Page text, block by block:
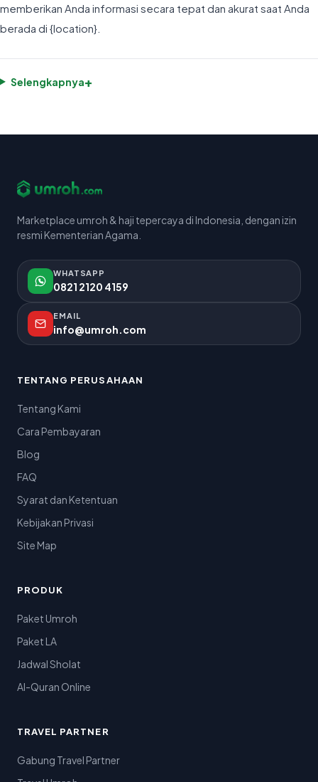
memberikan Anda informasi secara tepat dan akurat saat Anda
berada di {location}.
Selengkapnya+
Marketplace umroh & haji tepercaya di Indonesia, dengan izin
resmi Kementerian Agama.
WHATSAPP
0821 2120 4159
EMAIL
info@umroh.com
TENTANG PERUSAHAAN
Tentang Kami
Cara Pembayaran
Blog
FAQ
Syarat dan Ketentuan
Kebijakan Privasi
Site Map
PRODUK
Paket Umroh
Paket LA
Jadwal Sholat
Al-Quran Online
TRAVEL PARTNER
Gabung Travel Partner